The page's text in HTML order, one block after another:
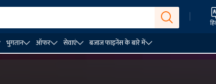
भुगतान ऑफर सेवाएं बजाज फाइनेंस के बारे में